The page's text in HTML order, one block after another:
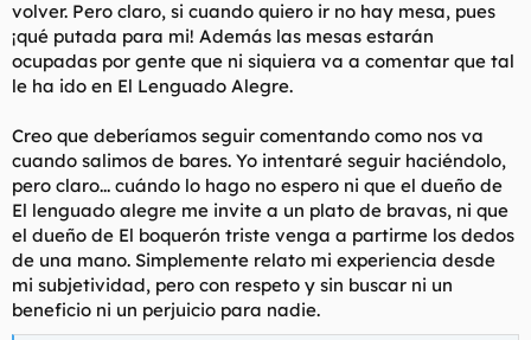
volver. Pero claro, si cuando quiero ir no hay mesa, pues
¡qué putada para mi! Además las mesas estarán
ocupadas por gente que ni siquiera va a comentar que tal
le ha ido en El Lenguado Alegre.
Creo que deberíamos seguir comentando como nos va
cuando salimos de bares. Yo intentaré seguir haciéndolo,
pero claro... cuándo lo hago no espero ni que el dueño de
El lenguado alegre me invite a un plato de bravas, ni que
el dueño de El boquerón triste venga a partirme los dedos
de una mano. Simplemente relato mi experiencia desde
mi subjetividad, pero con respeto y sin buscar ni un
beneficio ni un perjuicio para nadie.